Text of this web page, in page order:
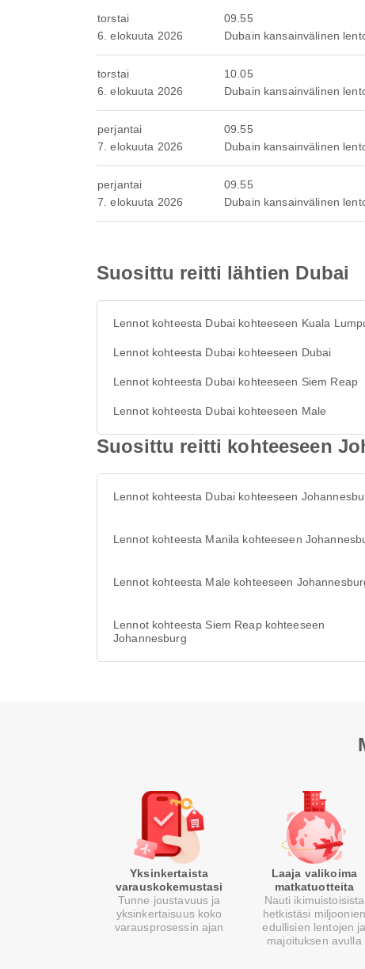
torstai
6. elokuuta 2026
09.55
Dubain kansainvälinen
torstai
6. elokuuta 2026
10.05
Dubain kansainvälinen
perjantai
7. elokuuta 2026
09.55
Dubain kansainvälinen
perjantai
7. elokuuta 2026
09.55
Dubain kansainvälinen
Suosittu reitti lähtien Dubai
Lennot kohteesta Dubai kohteeseen Kuala
Lennot kohteesta Dubai kohteeseen Dubai
Lennot kohteesta Dubai kohteeseen Siem Reap
Lennot kohteesta Dubai kohteeseen Male
Suosittu reitti kohteeseen
Lennot kohteesta Dubai kohteeseen
Lennot kohteesta Manila kohteeseen
Lennot kohteesta Male kohteeseen
Lennot kohteesta Siem Reap kohteeseen
Johannesburg
Yksinkertaista
varauskokemustasi
Tunne joustavuus ja
yksinkertaisuus koko
varausprosessin ajan
Laaja valikoima
matkatuotteita
Nauti ikimuistoisista
hetkistäsi miljoonien
edullisien lentojen ja
majoituksen avulla